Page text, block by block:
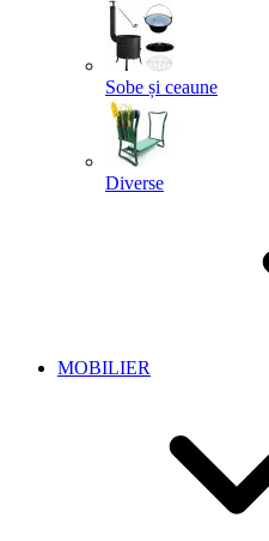
Sobe și ceaune
Diverse
MOBILIER